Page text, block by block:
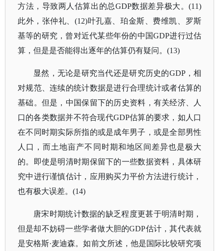
方法，导致两人估算出的总GDP数据差异极大。(11)
此外，张仲礼、(12)叶孔嘉、珀金斯、费维凯、罗斯
基等的研究，曾对近代某些年份的中国GDP进行过估
算，但是是否能得出逐年的估算仍有疑问。(13)
显然，无论是研究当代还是研究历史的GDP，相
对规范、连续的统计数据是进行合理统计或者估算的
基础。但是，中国保留下的历史资料，有关经济、人
口的各类数据并不符合现代GDP估算的要求，如人口
在不同时期实际所指的或是成年男子，或是全部男性
人口，而土地亩产不同时期和地区间差异也是极大
的。即使是明清时期保留下的一些数据资料，具体研
究中进行谨慎估计，应用购买力平价方法进行统计，
也有极大误差。(14)
唐宋时期统计数据的缺乏程度更甚于明清时期，
但是却不妨碍一些学者做大胆的GDP估计，其代表就
是安格斯·麦迪森。如前文所述，他是国际比较研究项